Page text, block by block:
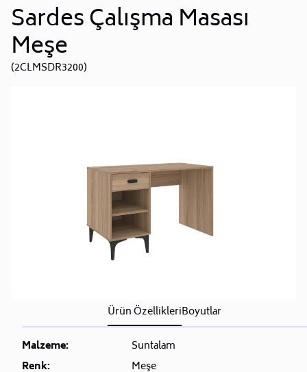
Sardes Çalışma Masası
Meşe
(2CLMSDR3200)
Ürün ÖzellikleriBoyutlar
Malzeme:
Suntalam
Renk:
Meşe